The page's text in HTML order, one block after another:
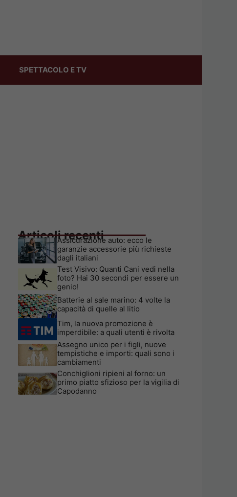
SPETTACOLO E TV
Articoli recenti
Assicurazione auto: ecco le
garanzie accessorie più richieste
dagli italiani
Test Visivo: Quanti Cani vedi nella
foto? Hai 30 secondi per essere un
genio!
Batterie al sale marino: 4 volte la
capacità di quelle al litio
Tim, la nuova promozione è
imperdibile: a quali utenti è rivolta
Assegno unico per i figli, nuove
tempistiche e importi: quali sono i
cambiamenti
Conchiglioni ripieni al forno: un
primo piatto sfizioso per la vigilia di
Capodanno